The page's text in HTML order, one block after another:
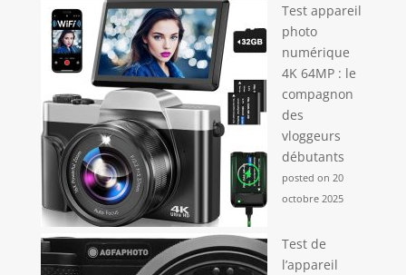
Test appareil
photo
numérique
4K 64MP : le
compagnon
des
vloggeurs
débutants
posted on 20
octobre 2025
Test de
l’appareil